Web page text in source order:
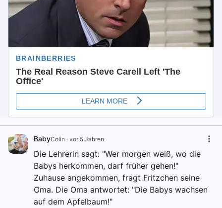
BabyColin · vor 5 Jahren
Die Lehrerin sagt: "Wer morgen weiß, wo die
Babys herkommen, darf früher gehen!"
Zuhause angekommen, fragt Fritzchen seine
Oma. Die Oma antwortet: "Die Babys wachsen
auf dem Apfelbaum!"